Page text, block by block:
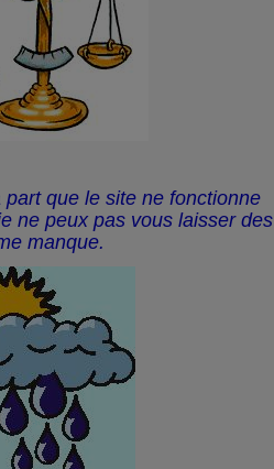
que le site ne fonctionne
ne peux pas vous laisser des
manque.